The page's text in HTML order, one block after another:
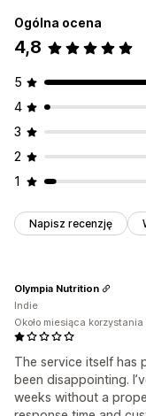
Ogólna ocena
4,8
5
4
3
2
1
Napisz recenzję
The service itself has
been disappointing.
weeks without a
Olympia Nutrition
Indie
Około miesiąca